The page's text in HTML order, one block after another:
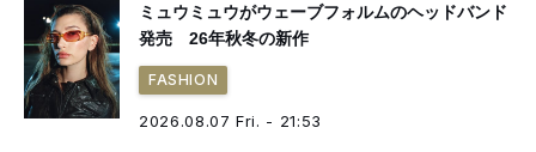
ミュウミュウがウェーブフォルムのヘッドバンド
発売 26年秋冬の新作
FASHION
2026.08.07 Fri. - 21:53